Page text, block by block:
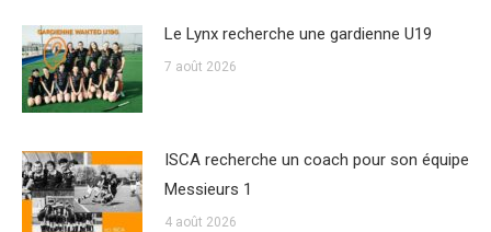
Le Lynx recherche une gardienne U19
7 août 2026
ISCA recherche un coach pour son équipe
Messieurs 1
4 août 2026